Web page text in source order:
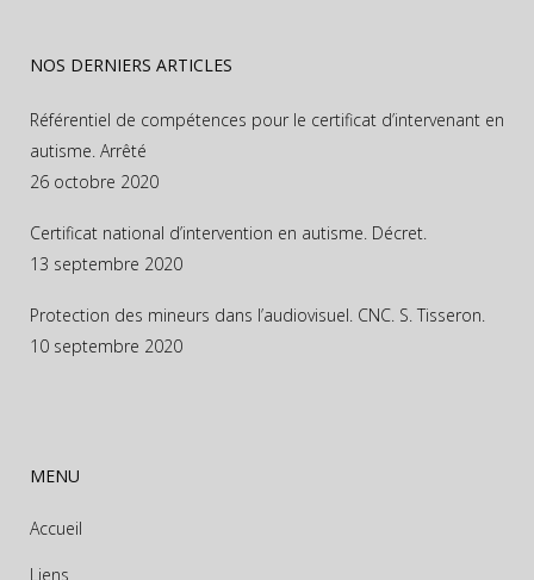
NOS DERNIERS ARTICLES
Référentiel de compétences pour le certificat d’intervenant en
autisme. Arrêté
26 octobre 2020
Certificat national d’intervention en autisme. Décret.
13 septembre 2020
Protection des mineurs dans l’audiovisuel. CNC. S. Tisseron.
10 septembre 2020
MENU
Accueil
Liens